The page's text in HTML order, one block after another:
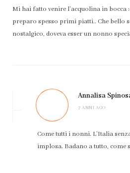
Mi hai fatto venire l’acquolina in bocca
preparo spesso primi piatti.. Che bello
nostalgico, doveva esser un nonno
Annalisa
7 ANNI AGO
Come tutti i nonni. L’Italia
implosa. Badano a tutto, come